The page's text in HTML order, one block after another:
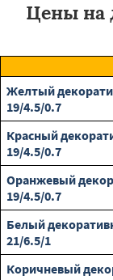
Цены на
Желтый
19/4.5/0.7
Красный
19/4.5/0.7
Оранжевый
19/4.5/0.7
Белый
21/6.5/1
Коричневый